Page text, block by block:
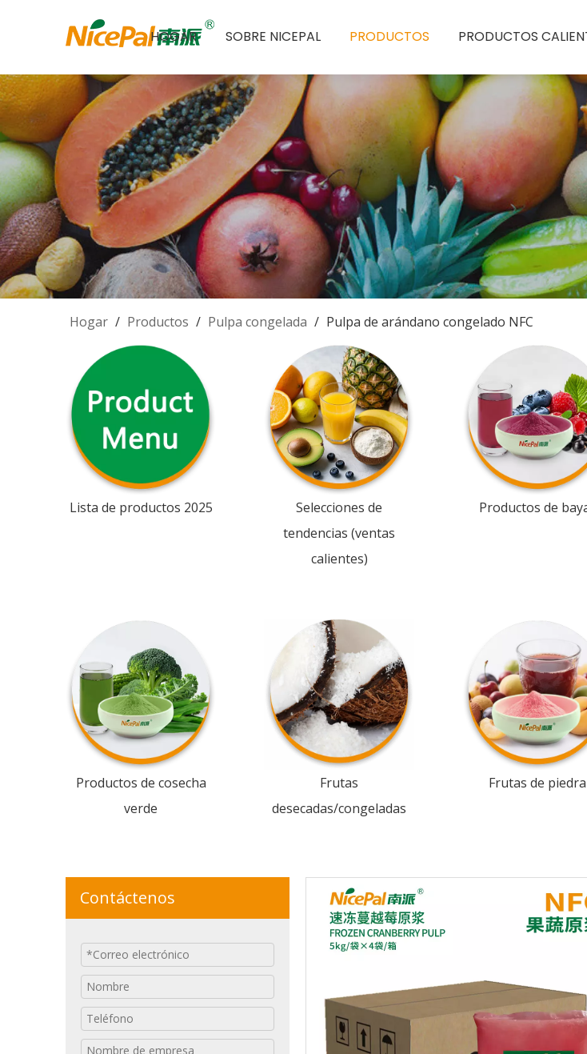
HOGAR SOBRE NICEPAL PRODUCTOS PRODUCTOS
Hogar / Productos / Pulpa congelada / Pulpa de arándano congelado NFC
Lista de productos 2025
Selecciones de
tendencias (ventas
calientes)
Productos de
Productos de cosecha
verde
Frutas
desecadas/congeladas
Frutas de piedra
Contáctenos